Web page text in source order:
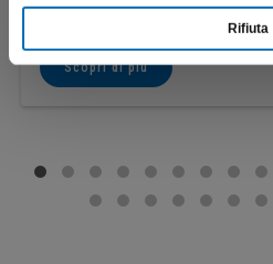
Rifiuta
Scopri di più